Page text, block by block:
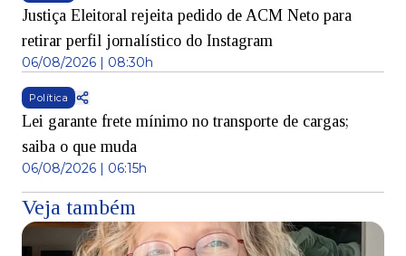
Justiça Eleitoral rejeita pedido de ACM Neto para
retirar perfil jornalístico do Instagram
06/08/2026 | 08:30h
Política
Lei garante frete mínimo no transporte de cargas;
saiba o que muda
06/08/2026 | 06:15h
Veja também